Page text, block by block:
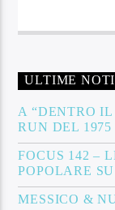
ULTIME
A “DENTRO
RUN DEL
FOCUS 142 –
POPOLARE
MESSICO &